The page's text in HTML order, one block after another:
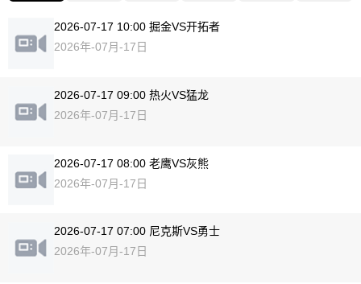
2026-07-17 10:00 掘金VS开拓者
2026年-07月-17日
2026-07-17 09:00 热火VS猛龙
2026年-07月-17日
2026-07-17 08:00 老鹰VS灰熊
2026年-07月-17日
2026-07-17 07:00 尼克斯VS勇士
2026年-07月-17日